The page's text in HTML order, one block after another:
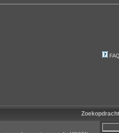
FAQ
Zoekopdracht